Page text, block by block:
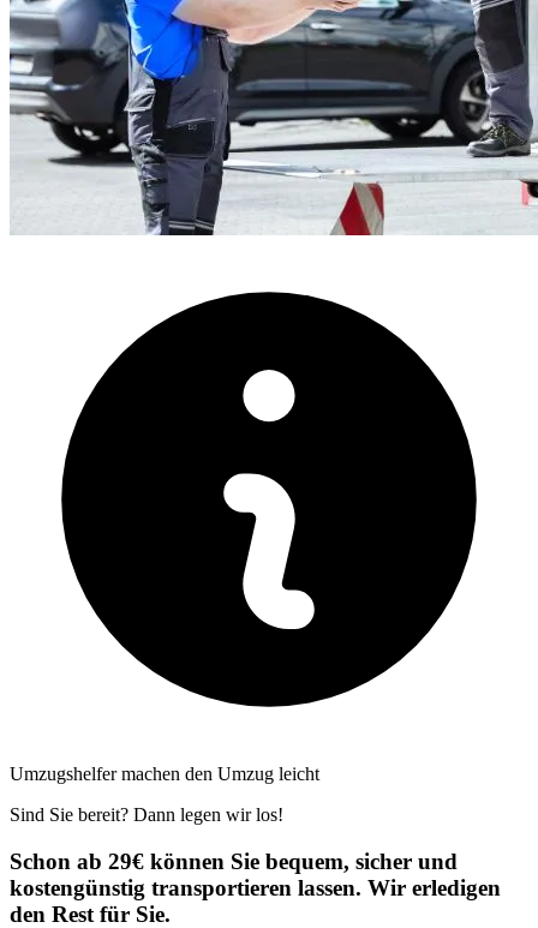
Umzugshelfer machen den Umzug leicht
Sind Sie bereit? Dann legen wir los!
Schon ab 29€ können Sie bequem, sicher und
kostengünstig transportieren lassen. Wir erledigen
den Rest für Sie.